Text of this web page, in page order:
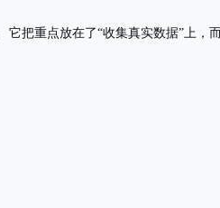
它把重点放在了“收集真实数据”上，